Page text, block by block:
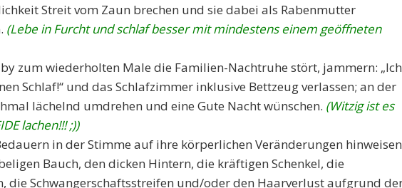
Streit vom Zaun brechen und sie dabei als Rabenmutter
(Lebe in Furcht und schlaf besser mit mindestens einem geöffneten
zum wiederholten Male die Familien-Nachtruhe stört, jammern: „Ich
Schlaf!“ und das Schlafzimmer inklusive Bettzeug verlassen; an der
lächelnd umdrehen und eine Gute Nacht wünschen. (Witzig ist es
lachen!!! ;))
in der Stimme auf ihre körperlichen Veränderungen
Bauch, den dicken Hintern, die kräftigen Schenkel, die
die Schwangerschaftsstreifen und/oder den Haarverlust aufgrund